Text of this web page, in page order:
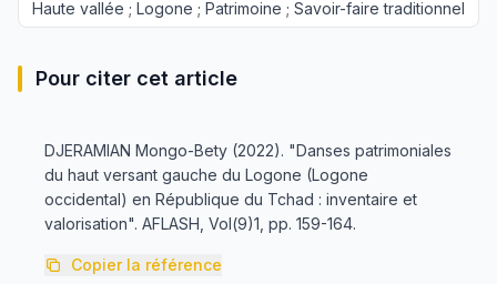
Haute vallée ; Logone ; Patrimoine ; Savoir-faire traditionnel
Pour citer cet article
DJERAMIAN Mongo-Bety (2022). "Danses patrimoniales
du haut versant gauche du Logone (Logone
occidental) en République du Tchad : inventaire et
valorisation". AFLASH, Vol(9)1, pp. 159-164.
Copier la référence